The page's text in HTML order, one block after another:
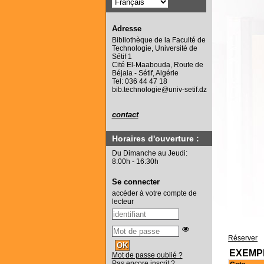
Réserver
Adresse
Bibliothèque de la Faculté de
Technologie, Université de
Sétif 1
Cité El-Maabouda, Route de
Béjaia - Sétif, Algérie
Tel: 036 44 47 18
bib.technologie@univ-setif.dz
contact
Horaires d'ouverture :
Du Dimanche au Jeudi:
8:00h - 16:30h
Se connecter
accéder à votre compte de
lecteur
Mot de passe oublié ?